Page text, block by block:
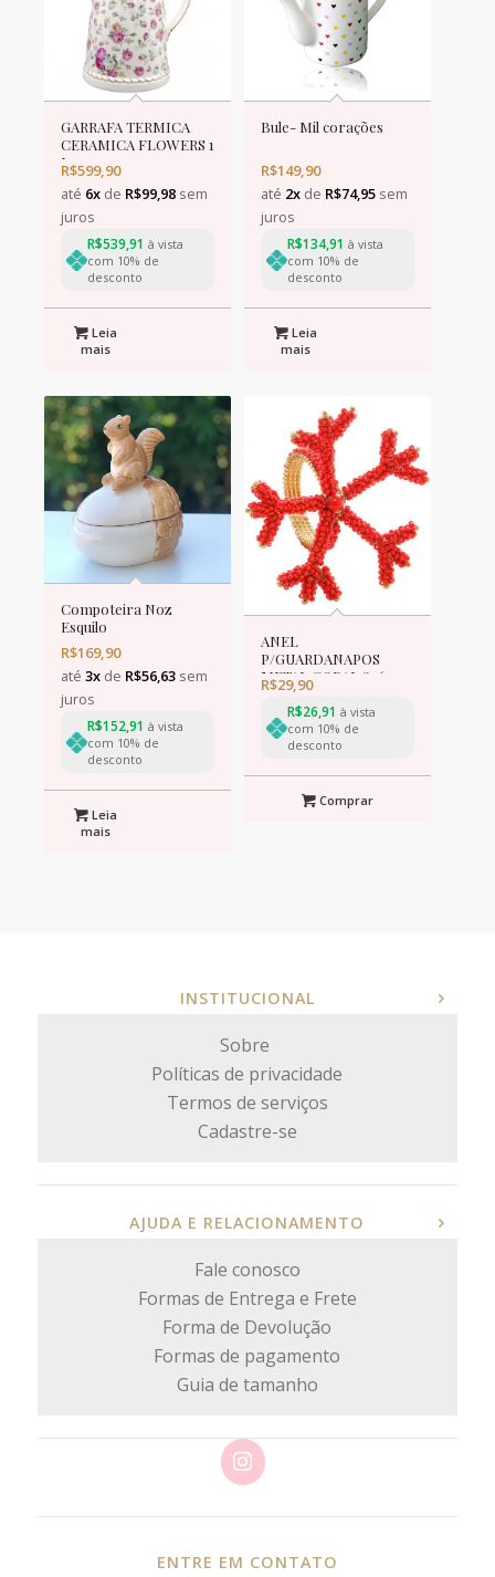
GARRAFA TERMICA
CERAMICA FLOWERS 1
L
R$599,90
até 6xde R$99,98sem
juros
R$539,91 à vista
com 10% de
desconto
Leia
mais
Bule- Mil corações
R$149,90
até 2xde R$74,95sem
juros
R$134,91 à vista
com 10% de
desconto
Leia
mais
Compoteira Noz
Esquilo
R$169,90
até 3xde R$56,63sem
juros
R$152,91 à vista
com 10% de
desconto
Leia
mais
ANEL
P/GUARDANAPOS
METAL CORAL 8x6cm
R$29,90
R$26,91 à vista
com 10% de
desconto
Comprar
INSTITUCIONAL
Sobre
Políticas de privacidade
Termos de serviços
Cadastre-se
AJUDA E RELACIONAMENTO
Fale conosco
Formas de Entrega e Frete
Forma de Devolução
Formas de pagamento
Guia de tamanho
ENTRE EM CONTATO